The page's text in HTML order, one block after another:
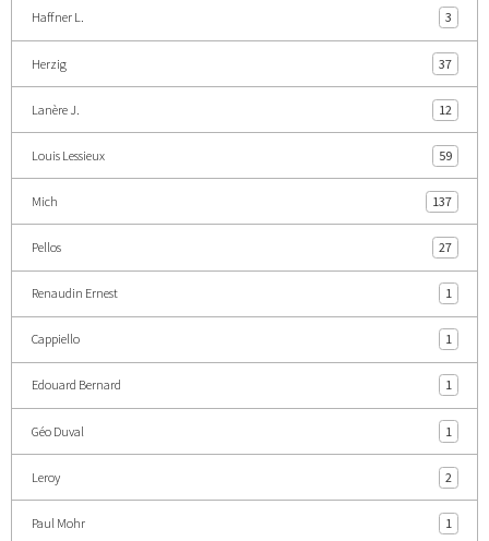
Haffner L. 3
Herzig 37
Lanère J. 12
Louis Lessieux 59
Mich 137
Pellos 27
Renaudin Ernest 1
Cappiello 1
Edouard Bernard 1
Géo Duval 1
Leroy 2
Paul Mohr 1